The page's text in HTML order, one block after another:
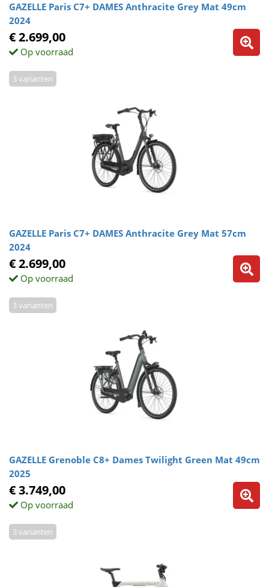
GAZELLE Paris C7+ DAMES Anthracite Grey Mat 49cm
2024
€ 2.699,00
Op voorraad
GAZELLE Paris C7+ DAMES Anthracite Grey Mat 57cm
2024
3 varianten
€ 2.699,00
Op voorraad
GAZELLE Grenoble C8+ Dames Twilight Green Mat 49cm
2025
3 varianten
€ 3.749,00
Op voorraad
3 varianten